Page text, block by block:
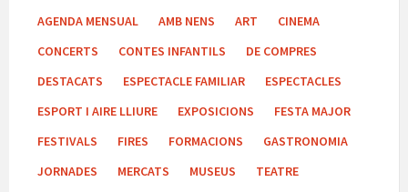
AGENDA MENSUAL
AMB NENS ART
CINEMA
CONCERTS
CONTES INFANTILS
DE COMPRES
DESTACATS
ESPECTACLE FAMILIAR
ESPECTACLES
ESPORT I AIRE LLIURE
EXPOSICIONS
FESTA MAJOR
FESTIVALS
FIRES FORMACIONS
GASTRONOMIA
JORNADES
MERCATS MUSEUS
TEATRE